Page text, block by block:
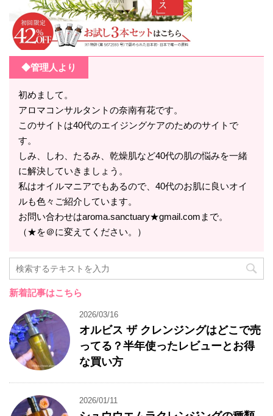
◆管理人より
初めまして。
アロマコンサルタントの奈南有花です。
このサイトは40代のエイジングケアのためのサイトで
す。
しみ、しわ、たるみ、乾燥肌など40代の肌の悩みを一緒
に解決していきましょう。
私はオイルマニアでもあるので、40代のお肌に良いオイ
ルも色々ご紹介しています。
お問い合わせはaroma.sanctuary★gmail.comまで。
（★を＠に変えてください。）
新着記事はこちら
2026/03/16
オルビス ザ クレンジングはどこで売
ってる？半年使ったレビューとお得
な買い方
2026/01/11